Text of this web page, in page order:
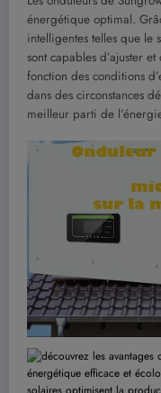
énergétique optimal.
intelligentes telles que le
sont capables d’ajuster
fonction des conditions
dans des circonstances
meilleur parti de